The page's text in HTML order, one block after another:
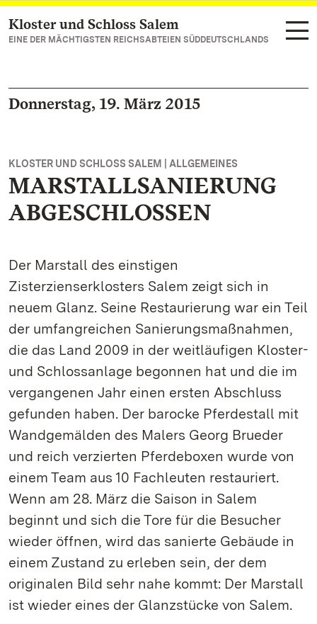
Zum Hauptinhalt springen
Kloster und Schloss Salem
EINE DER MÄCHTIGSTEN REICHSABTEIEN SÜDDEUTSCHLANDS
Donnerstag, 19. März 2015
KLOSTER UND SCHLOSS SALEM | ALLGEMEINES
MARSTALLSANIERUNG
ABGESCHLOSSEN
Der Marstall des einstigen
Zisterzienserklosters Salem zeigt sich in
neuem Glanz. Seine Restaurierung war ein Teil
der umfangreichen Sanierungsmaßnahmen,
die das Land 2009 in der weitläufigen Kloster-
und Schlossanlage begonnen hat und die im
vergangenen Jahr einen ersten Abschluss
gefunden haben. Der barocke Pferdestall mit
Wandgemälden des Malers Georg Brueder
und reich verzierten Pferdeboxen wurde von
einem Team aus 10 Fachleuten restauriert.
Wenn am 28. März die Saison in Salem
beginnt und sich die Tore für die Besucher
wieder öffnen, wird das sanierte Gebäude in
einem Zustand zu erleben sein, der dem
originalen Bild sehr nahe kommt: Der Marstall
ist wieder eines der Glanzstücke von Salem.